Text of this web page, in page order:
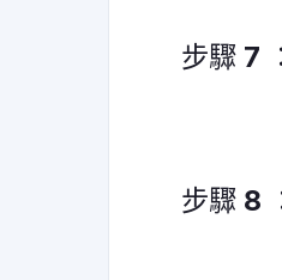
步驟 7
步驟 8